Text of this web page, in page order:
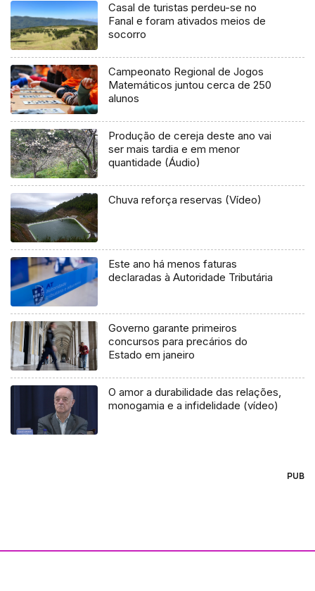
Casal de turistas perdeu-se no
Fanal e foram ativados meios de
socorro
Campeonato Regional de Jogos
Matemáticos juntou cerca de 250
alunos
Produção de cereja deste ano vai
ser mais tardia e em menor
quantidade (Áudio)
Chuva reforça reservas (Vídeo)
Este ano há menos faturas
declaradas à Autoridade Tributária
Governo garante primeiros
concursos para precários do
Estado em janeiro
O amor a durabilidade das relações,
monogamia e a infidelidade (vídeo)
PUB